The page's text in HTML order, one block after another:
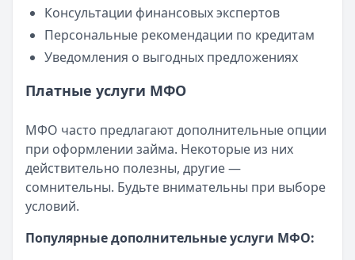
Консультации финансовых экспертов
Персональные рекомендации по кредитам
Уведомления о выгодных предложениях
Платные услуги МФО
МФО часто предлагают дополнительные опции
при оформлении займа. Некоторые из них
действительно полезны, другие —
сомнительны. Будьте внимательны при выборе
условий.
Популярные дополнительные услуги МФО: